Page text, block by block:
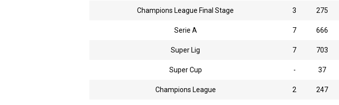
Champions League Final Stage 3 275
Serie A 7 666
Super Lig 7 703
Super Cup - 37
Champions League 2 247